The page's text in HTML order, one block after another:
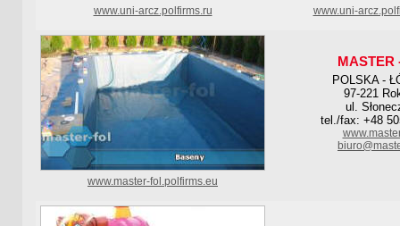
www.uni-arcz.polfirms.ru www.uni-
MASTER
POLSKA -
97-221
ul.
tel./fax: +48
www.master-fol.polfirms.eu